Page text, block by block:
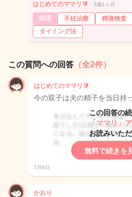
はじめてのママリ🔰 3歳1ヶ月
妊活 不妊治療 精液検査
タイミング法
この質問への回答 （全2件）
はじめてのママリ🔰
今の双子は夫の精子を当日持
この回答の
「ママリ」
お読みいた
無料で続きを
7月8日
かおり